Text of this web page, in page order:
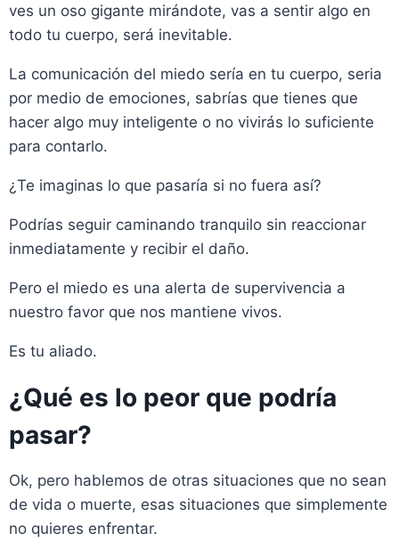
ves un oso gigante mirándote, vas a sentir algo en
todo tu cuerpo, será inevitable.
La comunicación del miedo sería en tu cuerpo, seria
por medio de emociones, sabrías que tienes que
hacer algo muy inteligente o no vivirás lo suficiente
para contarlo.
¿Te imaginas lo que pasaría si no fuera así?
Podrías seguir caminando tranquilo sin reaccionar
inmediatamente y recibir el daño.
Pero el miedo es una alerta de supervivencia a
nuestro favor que nos mantiene vivos.
Es tu aliado.
¿Qué es lo peor que podría
pasar?
Ok, pero hablemos de otras situaciones que no sean
de vida o muerte, esas situaciones que simplemente
no quieres enfrentar.